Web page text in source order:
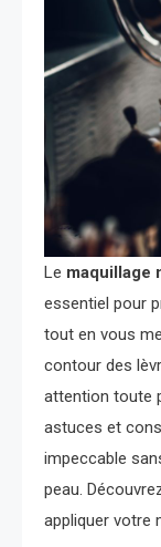
Le maquillage
essentiel pour
tout en vous
contour des
attention toute
astuces et
impeccable
peau.
appliquer votre